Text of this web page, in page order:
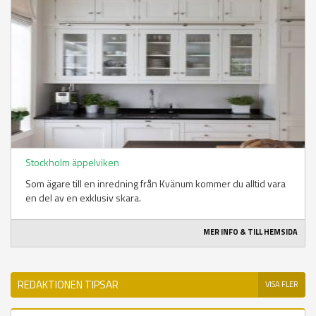
Stockholm äppelviken
Som ägare till en inredning från Kvänum kommer du alltid vara
en del av en exklusiv skara.
MER INFO & TILL HEMSIDA
REDAKTIONEN TIPSAR VISA FLER